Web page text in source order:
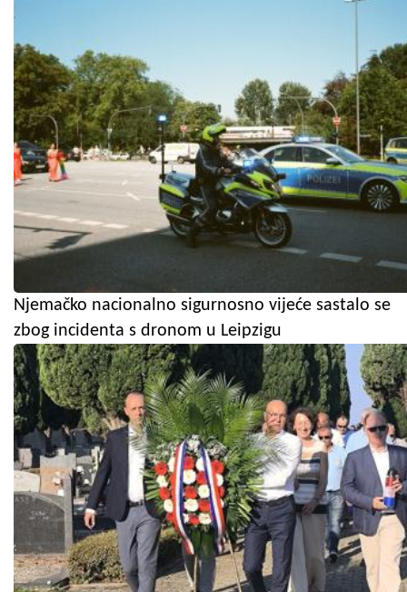
Njemačko nacionalno sigurnosno vijeće sastalo se
zbog incidenta s dronom u Leipzigu